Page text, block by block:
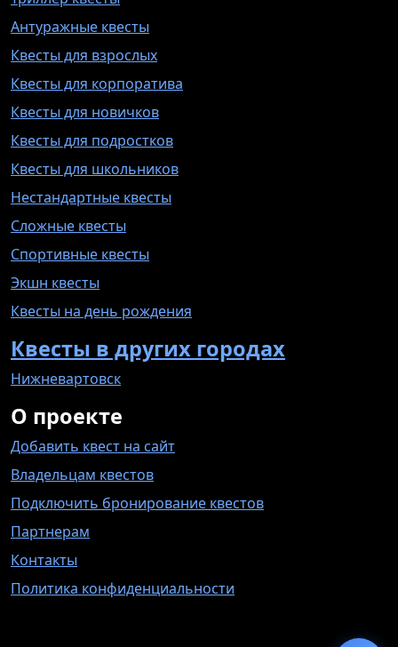
Антуражные квесты
Квесты для взрослых
Квесты для корпоратива
Квесты для новичков
Квесты для подростков
Квесты для школьников
Нестандартные квесты
Сложные квесты
Спортивные квесты
Экшн квесты
Квесты на день рождения
Квесты в других городах
Нижневартовск
О проекте
Добавить квест на сайт
Владельцам квестов
Подключить бронирование квестов
Партнерам
Контакты
Политика конфиденциальности